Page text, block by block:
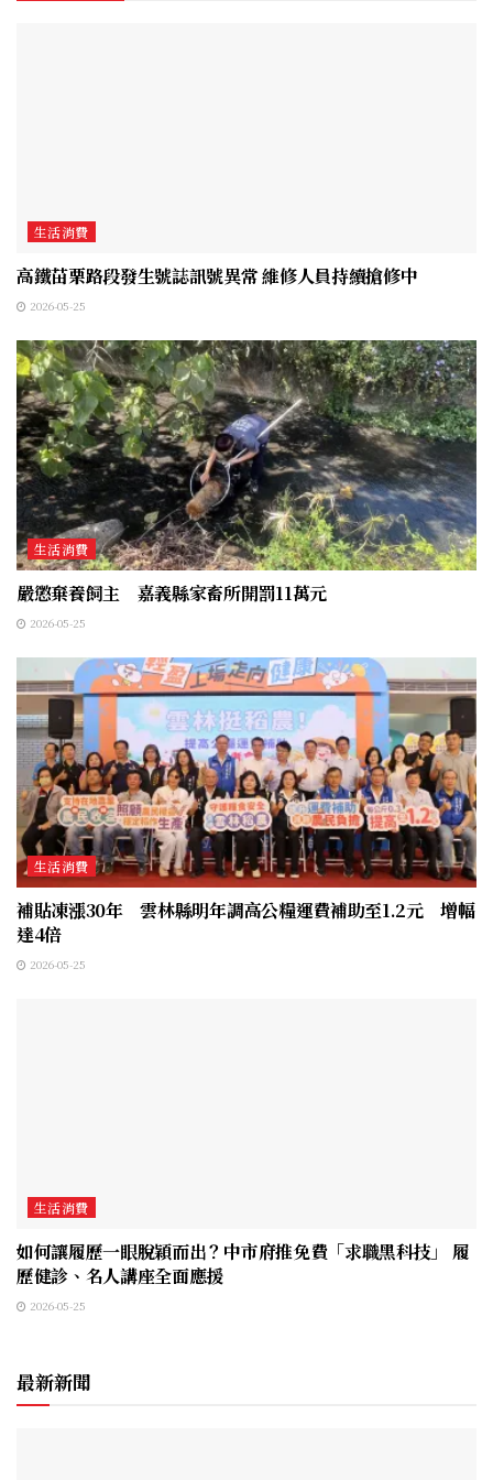
生活消費
高鐵苗栗路段發生號誌訊號異常 維修人員持續搶修中
2026-05-25
生活消費
嚴懲棄養飼主 嘉義縣家畜所開罰11萬元
2026-05-25
生活消費
補貼凍漲30年 雲林縣明年調高公糧運費補助至1.2元 增幅
達4倍
2026-05-25
生活消費
如何讓履歷一眼脫穎而出？中市府推免費「求職黑科技」 履
歷健診、名人講座全面應援
2026-05-25
最新新聞